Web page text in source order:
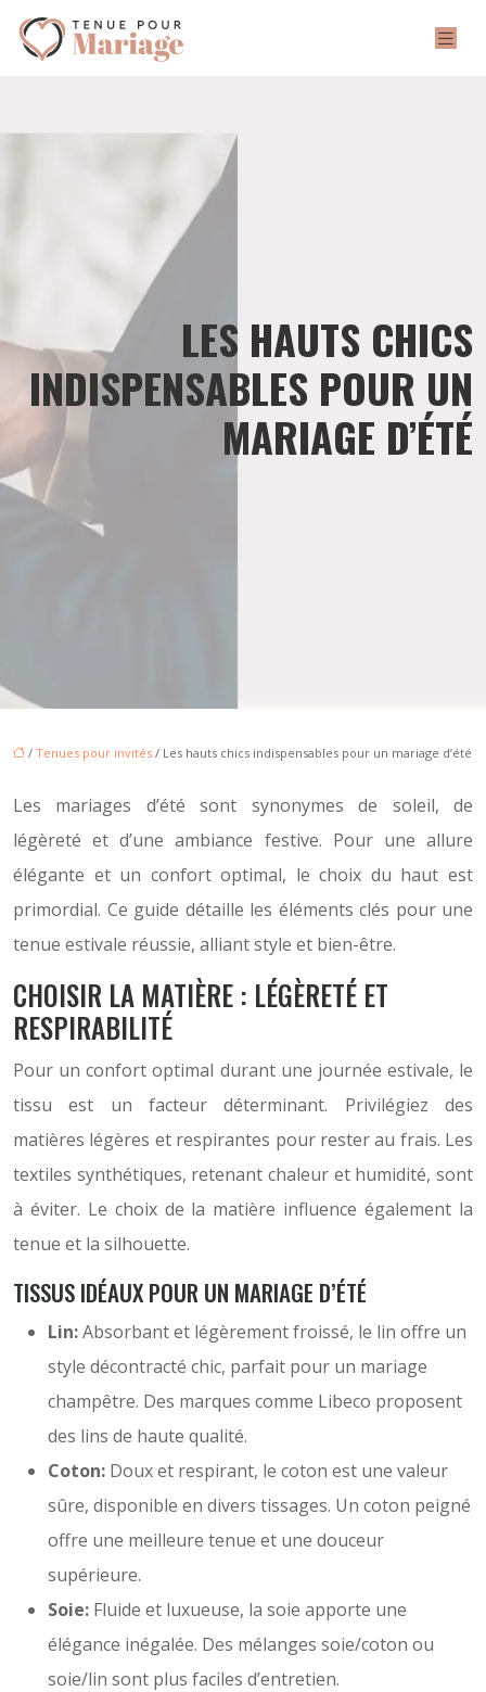
LES HAUTS CHICS
INDISPENSABLES POUR UN
MARIAGE D’ÉTÉ
/ Tenues pour invités / Les hauts chics indispensables pour un mariage d’été
Les mariages d’été sont synonymes de soleil, de
légèreté et d’une ambiance festive. Pour une allure
élégante et un confort optimal, le choix du haut est
primordial. Ce guide détaille les éléments clés pour une
tenue estivale réussie, alliant style et bien-être.
CHOISIR LA MATIÈRE : LÉGÈRETÉ ET
RESPIRABILITÉ
Pour un confort optimal durant une journée estivale, le
tissu est un facteur déterminant. Privilégiez des
matières légères et respirantes pour rester au frais. Les
textiles synthétiques, retenant chaleur et humidité, sont
à éviter. Le choix de la matière influence également la
tenue et la silhouette.
TISSUS IDÉAUX POUR UN MARIAGE D’ÉTÉ
Lin:Absorbant et légèrement froissé, le lin offre un
style décontracté chic, parfait pour un mariage
champêtre. Des marques comme Libeco proposent
des lins de haute qualité.
Coton: Doux et respirant, le coton est une valeur
sûre, disponible en divers tissages. Un coton peigné
offre une meilleure tenue et une douceur
supérieure.
Soie: Fluide et luxueuse, la soie apporte une
élégance inégalée. Des mélanges soie/coton ou
soie/lin sont plus faciles d’entretien.